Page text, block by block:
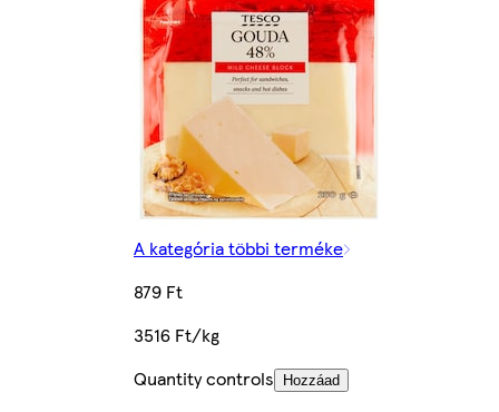
A kategória többi terméke
879 Ft
3516 Ft/kg
Quantity controls
Hozzáad